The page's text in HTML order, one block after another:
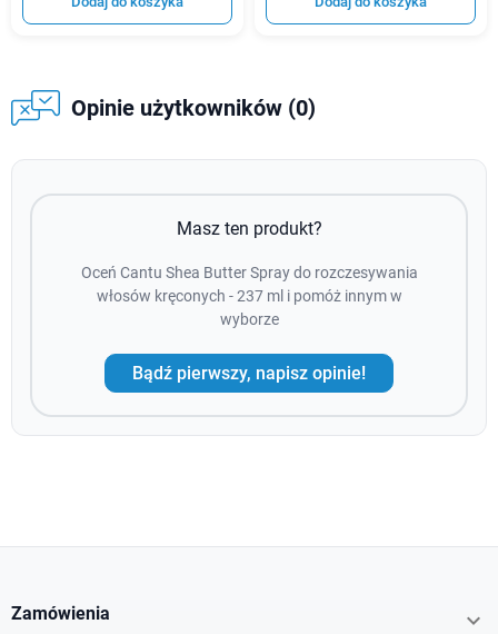
Opinie użytkowników (0)
Masz ten produkt?
Oceń Cantu Shea Butter Spray do rozczesywania
włosów kręconych - 237 ml i pomóż innym w
wyborze
Bądź pierwszy, napisz opinie!
Zamówienia 